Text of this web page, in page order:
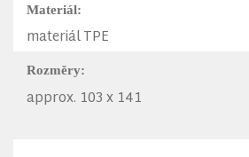
Materiál:
materiál TPE
Rozměry:
approx. 103 x 141